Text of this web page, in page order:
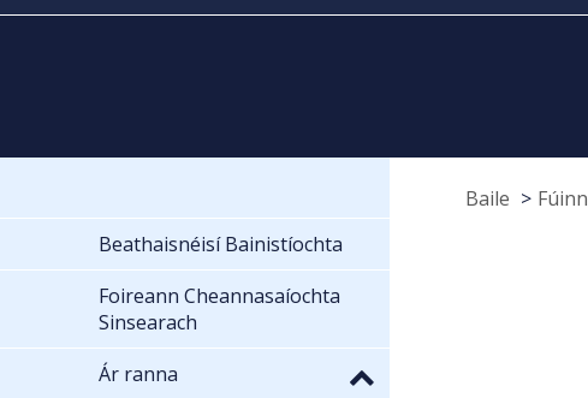
Baile Fúinn
Beathaisnéisí Bainistíochta
Foireann Cheannasaíochta
Sinsearach
Ár ranna